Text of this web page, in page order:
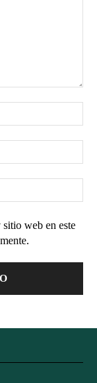
web en este